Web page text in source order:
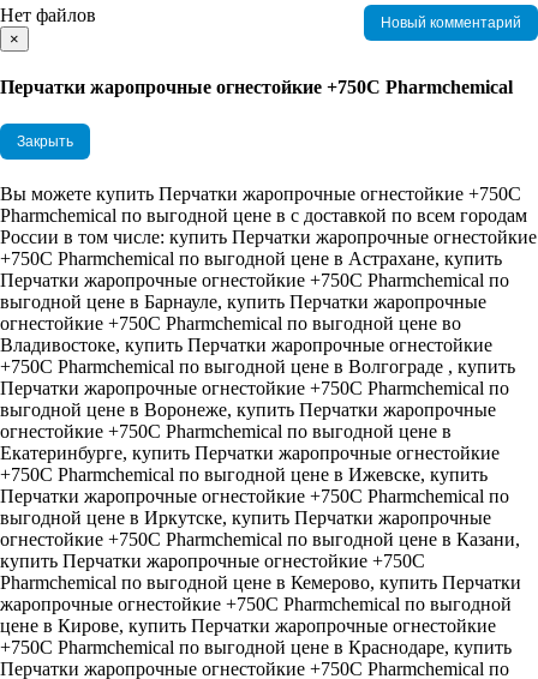
Новый комментарий
Нет файлов
×
Перчатки жаропрочные огнестойкие +750С Pharmchemical
Закрыть
Вы можете купить Перчатки жаропрочные огнестойкие +750С
Pharmchemical по выгодной цене в с доставкой по всем городам
России в том числе: купить Перчатки жаропрочные огнестойкие
+750С Pharmchemical по выгодной цене в Астрахане, купить
Перчатки жаропрочные огнестойкие +750С Pharmchemical по
выгодной цене в Барнауле, купить Перчатки жаропрочные
огнестойкие +750С Pharmchemical по выгодной цене во
Владивостоке, купить Перчатки жаропрочные огнестойкие
+750С Pharmchemical по выгодной цене в Волгограде , купить
Перчатки жаропрочные огнестойкие +750С Pharmchemical по
выгодной цене в Воронеже, купить Перчатки жаропрочные
огнестойкие +750С Pharmchemical по выгодной цене в
Екатеринбурге, купить Перчатки жаропрочные огнестойкие
+750С Pharmchemical по выгодной цене в Ижевске, купить
Перчатки жаропрочные огнестойкие +750С Pharmchemical по
выгодной цене в Иркутске, купить Перчатки жаропрочные
огнестойкие +750С Pharmchemical по выгодной цене в Казани,
купить Перчатки жаропрочные огнестойкие +750С
Pharmchemical по выгодной цене в Кемерово, купить Перчатки
жаропрочные огнестойкие +750С Pharmchemical по выгодной
цене в Кирове, купить Перчатки жаропрочные огнестойкие
+750С Pharmchemical по выгодной цене в Краснодаре, купить
Перчатки жаропрочные огнестойкие +750С Pharmchemical по